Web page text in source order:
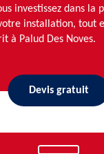
investissez dans la
installation, tout
à Palud Des Noves.
Devis gratuit